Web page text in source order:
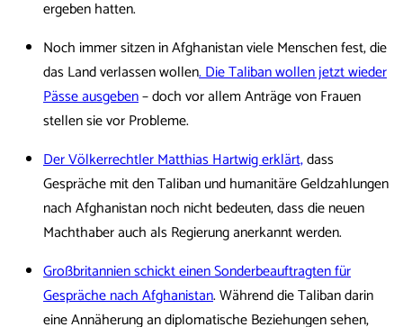
ergeben hatten.
Noch immer sitzen in Afghanistan viele Menschen fest, die
das Land verlassen wollen. Die Taliban wollen jetzt wieder
Pässe ausgeben– doch vor allem Anträge von Frauen
stellen sie vor Probleme.
Der Völkerrechtler Matthias Hartwig erklärt,dass
Gespräche mit den Taliban und humanitäre Geldzahlungen
nach Afghanistan noch nicht bedeuten, dass die neuen
Machthaber auch als Regierung anerkannt werden.
Großbritannien schickt einen Sonderbeauftragten für
Gespräche nach Afghanistan. Während die Taliban darin
eine Annäherung an diplomatische Beziehungen sehen,